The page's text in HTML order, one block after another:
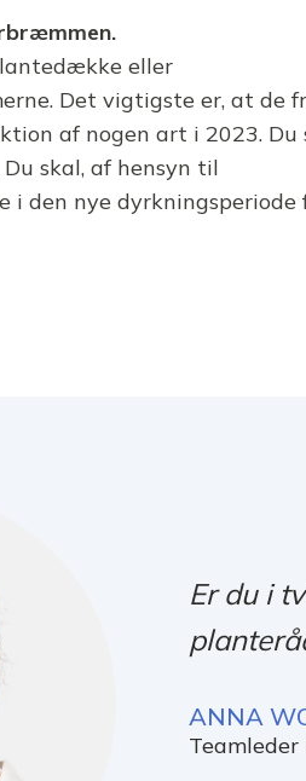
eller
Det vigtigste er, at de
af nogen art i 2023. Du
skal, af hensyn til
i den nye dyrkningsperiode
Er du i
ANNA